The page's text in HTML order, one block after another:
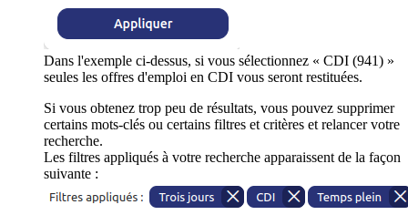
Dans l'exemple ci-dessus, si vous sélectionnez « CDI (941) »
seules les offres d'emploi en CDI vous seront restituées.
Si vous obtenez trop peu de résultats, vous pouvez supprimer
certains mots-clés ou certains filtres et critères et relancer votre
recherche.
Les filtres appliqués à votre recherche apparaissent de la façon
suivante :